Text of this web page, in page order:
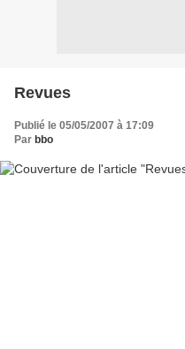
Revues
Publié le 05/05/2007 à 17:09
Par bbo